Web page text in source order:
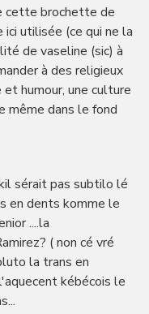
cette brochette de
utilisée (ce qui ne la
de vaseline (sic) à
à des religieux
humour, une culture
même dans le fond
sérait pas subtilo lé
en dents komme le
....la
( non cé vré
la trans en
kébécois le